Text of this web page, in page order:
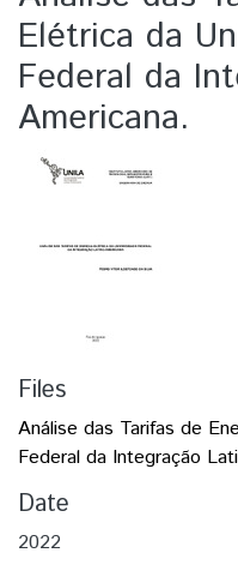
Elétrica da
Federal da
Americana.
Files
Análise das Tarifas de
Federal da Integração
Date
2022